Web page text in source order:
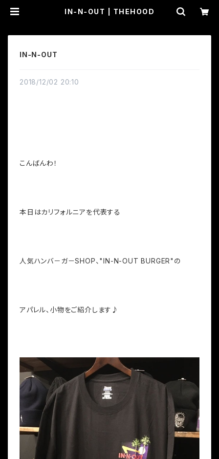
IN-N-OUT | THEHOOD
IN-N-OUT
2018/12/02 20:10
こんばんわ！
本日はカリフォルニアを代表する
人気ハンバ－ガ－SHOP、"IN-N-OUT BURGER"の
アパレル、小物をご紹介します♪